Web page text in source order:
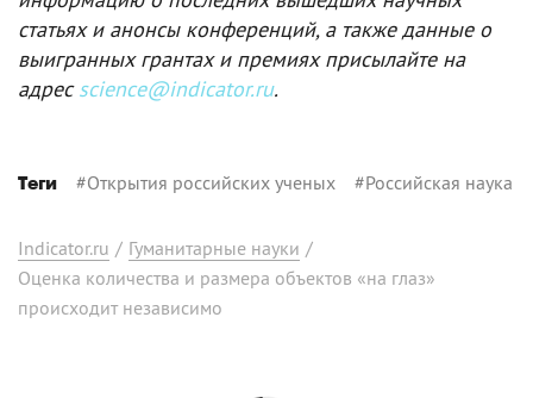
статьях и анонсы конференций, а также данные о
выигранных грантах и премиях присылайте на
адресscience@indicator.ru.
Теги #Открытия российских ученых #Российская наука
Indicator.ru / Гуманитарные науки /
Оценка количества и размера объектов «на глаз»
происходит независимо